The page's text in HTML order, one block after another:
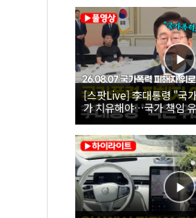
[스팟Live] 李대통령 "국
가 치유해야…국가 책임
26.08.07 국가폭력 피해자